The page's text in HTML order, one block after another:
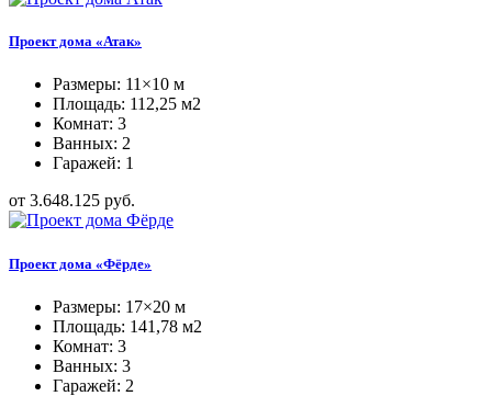
Проект дома «Атак»
Размеры: 11×10 м
Площадь: 112,25 м2
Комнат: 3
Ванных: 2
Гаражей: 1
от 3.648.125 руб.
Проект дома «Фёрде»
Размеры: 17×20 м
Площадь: 141,78 м2
Комнат: 3
Ванных: 3
Гаражей: 2